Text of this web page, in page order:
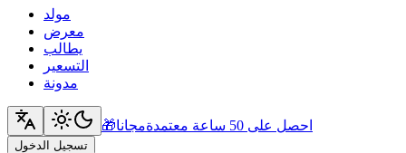
مولد
معرض
يطالب
التسعير
مدونة
🎁 احصل على 50 ساعة معتمدة مجانا
تسجيل الدخول